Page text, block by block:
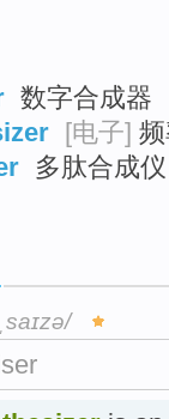
数字合成器
[电子]
多肽合成